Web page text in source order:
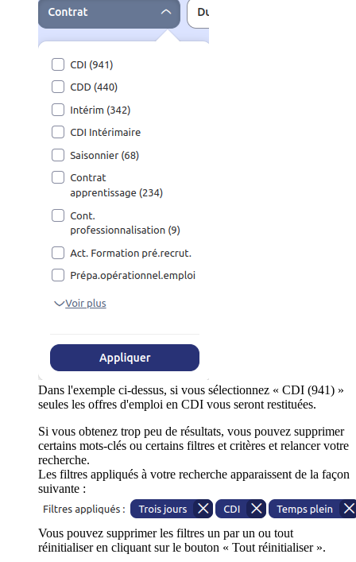
Dans l'exemple ci-dessus, si vous sélectionnez « CDI (941) »
seules les offres d'emploi en CDI vous seront restituées.
Si vous obtenez trop peu de résultats, vous pouvez supprimer
certains mots-clés ou certains filtres et critères et relancer votre
recherche.
Les filtres appliqués à votre recherche apparaissent de la façon
suivante :
Vous pouvez supprimer les filtres un par un ou tout
réinitialiser en cliquant sur le bouton « Tout réinitialiser ».